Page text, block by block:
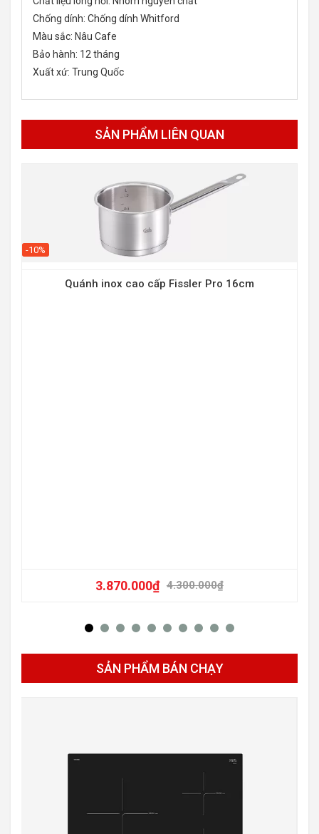
Chống dính: Chống dính Whitford
Màu sắc: Nâu Cafe
Bảo hành: 12 tháng
Xuất xứ: Trung Quốc
SẢN PHẨM LIÊN QUAN
-10%
Quánh inox cao cấp Fissler Pro 16cm
4.300.000₫
3.870.000₫
SẢN PHẨM BÁN CHẠY